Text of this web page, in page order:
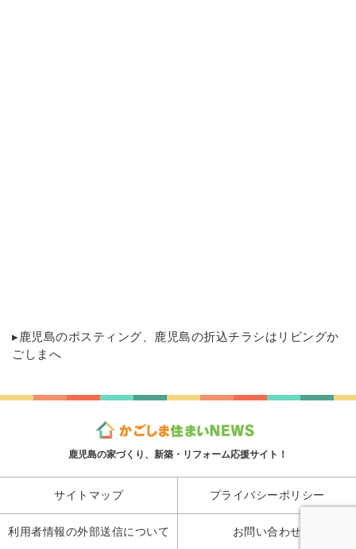
▸ 鹿児島のポスティング 、鹿児島の折込チラシはリビングか
ごしまへ
鹿児島の家づくり、新築・リフォーム応援サイト！
サイトマップ プライバシーポリシー
利用者情報の外部送信について お問い合わせ